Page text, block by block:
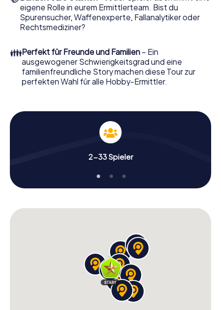
Nun fehlt Ihnen nur noch eine Kleinigkeit, um mit Ihren
Ermittlungen in Granada zu starten: Ihr Ticketcode! Ordern
Jetzt starten Sie Ihren Online-Browser, geben Ihren Code
ein – und sind startklar!
Worauf warten Sie noch? Granada zählt auf Sie!
eigene Rolle in eurem Ermittlerteam. Bist du
Spurensucher, Waffenexperte, Fallanalytiker oder
Rechtsmediziner?
👪Perfekt für Freunde und Familien – Ein
ausgewogener Schwierigkeitsgrad und eine
familienfreundliche Story machen diese Tour zur
perfekten Wahl für alle Hobby-Ermittler.
2-33 Spieler